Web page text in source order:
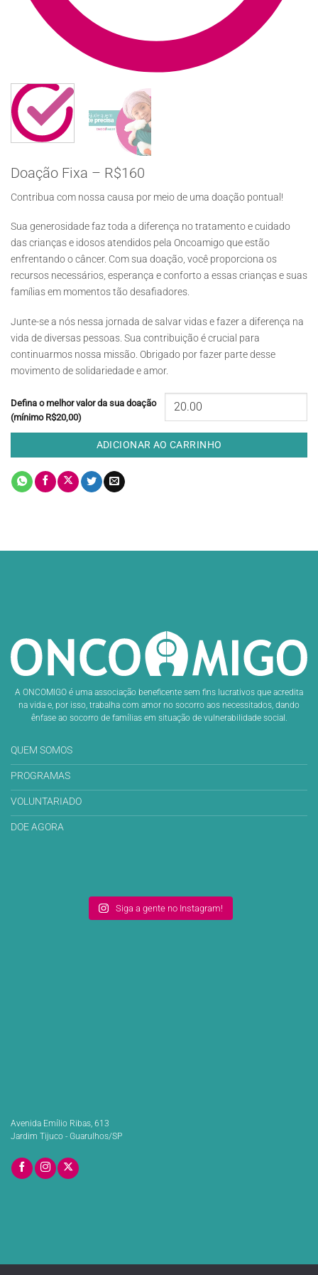
Doação Fixa – R$160
Contribua com nossa causa por meio de uma doação pontual!
Sua generosidade faz toda a diferença no tratamento e cuidado
das crianças e idosos atendidos pela Oncoamigo que estão
enfrentando o câncer. Com sua doação, você proporciona os
recursos necessários, esperança e conforto a essas crianças e suas
famílias em momentos tão desafiadores.
Junte-se a nós nessa jornada de salvar vidas e fazer a diferença na
vida de diversas pessoas. Sua contribuição é crucial para
continuarmos nossa missão. Obrigado por fazer parte desse
movimento de solidariedade e amor.
Defina o melhor valor da sua doação
(mínimo R$20,00)
ADICIONAR AO CARRINHO
A ONCOMIGO é uma associação beneficente sem fins lucrativos que acredita
na vida e, por isso, trabalha com amor no socorro aos necessitados, dando
ênfase ao socorro de famílias em situação de vulnerabilidade social.
QUEM SOMOS
PROGRAMAS
VOLUNTARIADO
DOE AGORA
Siga a gente no Instagram!
Avenida Emílio Ribas, 613
Jardim Tijuco - Guarulhos/SP